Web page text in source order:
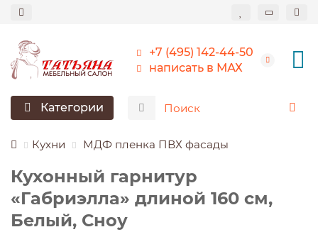
+7 (495) 142-44-50
написать в МАХ
Категории
Кухни МДФ пленка ПВХ фасады
Кухонный гарнитур
«Габриэлла» длиной 160 см,
Белый, Сноу